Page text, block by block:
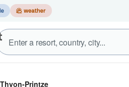
Thyon-Printze